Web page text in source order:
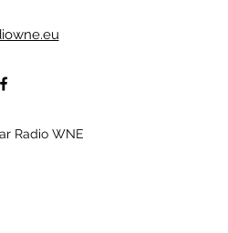
Radio WNE